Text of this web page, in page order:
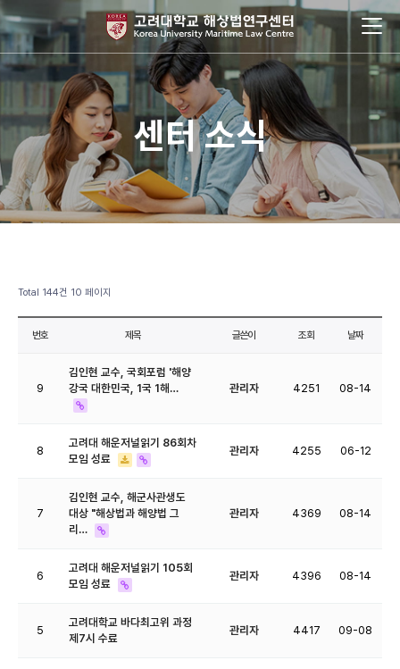
센터 소식
Total 144건 10 페이지
번호 제목 글쓴이 조회 날짜
9
김인현 교수, 국회포럼 '해양
강국 대한민국, 1국 1해…
관리자 4251 08-14
8
고려대 해운저널읽기 86회차
모임 성료
관리자 4255 06-12
7
김인현 교수, 해군사관생도
대상 "해상법과 해양법 그
리…
관리자 4369 08-14
6
고려대 해운저널읽기 105회
모임 성료
관리자 4396 08-14
5
고려대학교 바다최고위 과정
제7시 수료
관리자 4417 09-08